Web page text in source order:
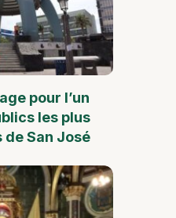
pour l’un
les plus
San José